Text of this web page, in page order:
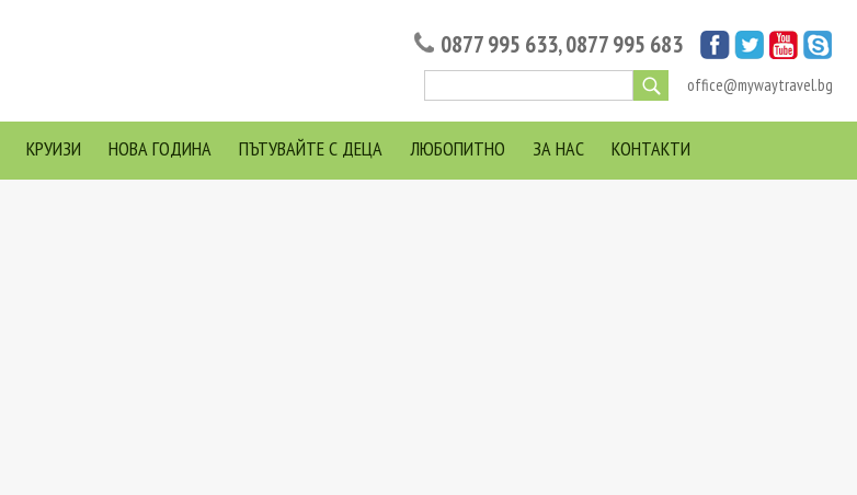
0877 995 633,0877 995 683
office@mywaytravel.bg
КРУИЗИ НОВА ГОДИНА ПЪТУВАЙТЕ С ДЕЦА ЛЮБОПИТНО ЗА НАС КОНТАКТИ